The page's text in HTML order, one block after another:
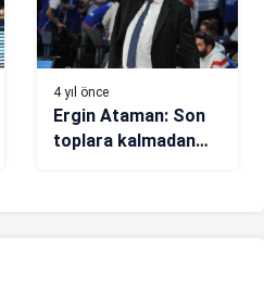
4 yıl önce
Ergin Ataman: Son
toplara kalmadan